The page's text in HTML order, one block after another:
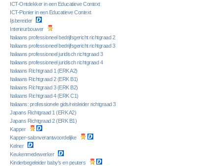
ICT-Ontdekker in een Educatieve Context
ICT-Pionier in een Educatieve Context
Ijsbereider
Interieurbouwer
Italiaans professioneel bedrijfsgericht richtgraad 2
Italiaans professioneel bedrijfsgericht richtgraad 3
Italiaans professioneel juridisch richtgraad 3
Italiaans professioneel juridisch richtgraad 4
Italiaans Richtgraad 1 (ERK A2)
Italiaans Richtgraad 2 (ERK B1)
Italiaans Richtgraad 3 (ERK B2)
Italiaans Richtgraad 4 (ERK C1)
Italiaans: professionele gids/reisleider richtgraad 3
Japans Richtgraad 1 (ERK A2)
Japans Richtgraad 2 (ERK B1)
Kapper
Kapper-salonverantwoordelijke
Kelner
Keukenmedewerker
Kinderbegeleider baby's en peuters